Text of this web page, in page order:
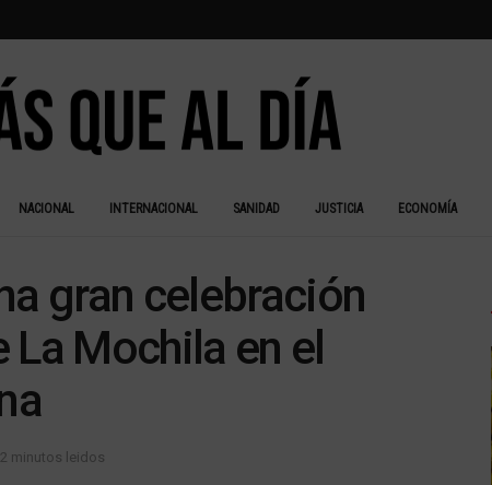
NACIONAL INTERNACIONAL SANIDAD JUSTICIA ECONOMÍA
gran celebración
Mochila en el
minutos leidos